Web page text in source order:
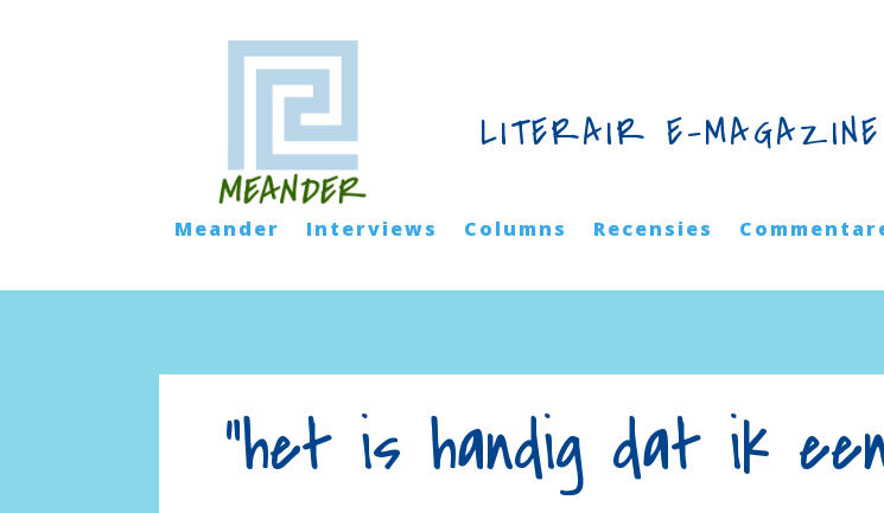
LITERAIR E-MAGAZINE
Meander Interviews Columns Recensies
“het is handig dat ik